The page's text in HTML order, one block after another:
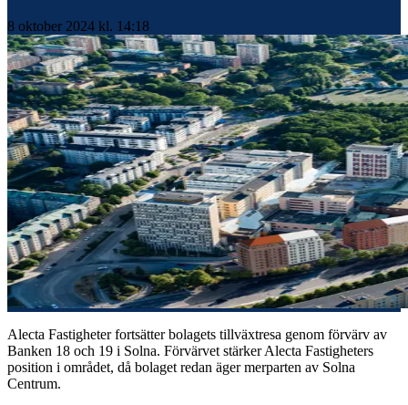
8 oktober 2024 kl. 14:18
Alecta Fastigheter fortsätter bolagets tillväxtresa genom förvärv av
Banken 18 och 19 i Solna. Förvärvet stärker Alecta Fastigheters
position i området, då bolaget redan äger merparten av Solna
Centrum.